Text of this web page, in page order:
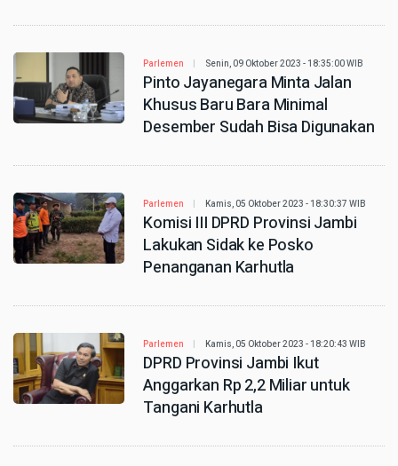
Parlemen Senin, 09 Oktober 2023 - 18:35:00 WIB
Pinto Jayanegara Minta Jalan
Khusus Baru Bara Minimal
Desember Sudah Bisa Digunakan
Parlemen Kamis, 05 Oktober 2023 - 18:30:37 WIB
Komisi III DPRD Provinsi Jambi
Lakukan Sidak ke Posko
Penanganan Karhutla
Parlemen Kamis, 05 Oktober 2023 - 18:20:43 WIB
DPRD Provinsi Jambi Ikut
Anggarkan Rp 2,2 Miliar untuk
Tangani Karhutla